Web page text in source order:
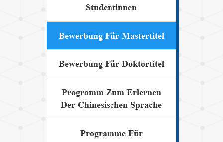
Studentinnen
Bewerbung Für Mastertitel
Bewerbung Für Doktortitel
Programm Zum Erlernen
Der Chinesischen Sprache
Programme Für